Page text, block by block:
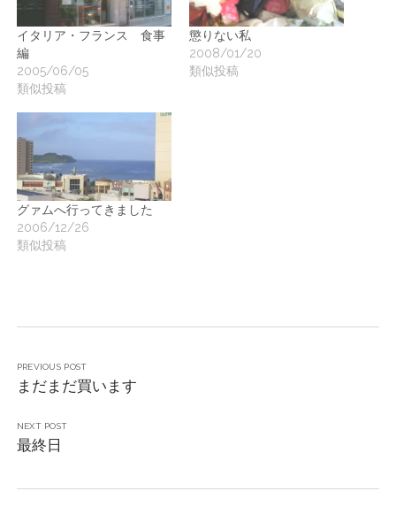
イタリア・フランス 食事
編
2005/06/05
類似投稿
懲りない私
2008/01/20
類似投稿
グァムへ行ってきました
2006/12/26
類似投稿
PREVIOUS POST
まだまだ買います
NEXT POST
最終日